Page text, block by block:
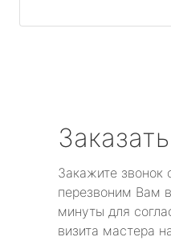
Закажите звонок
перезвоним Вам
минуты для
визита мастера